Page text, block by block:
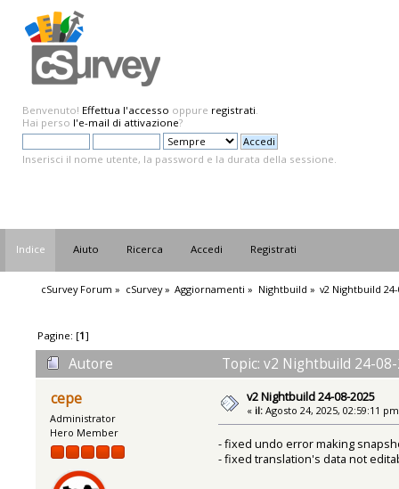
Benvenuto! Effettua l'accesso oppure registrati.
Hai perso l'e-mail di attivazione?
Inserisci il nome utente, la password e la durata della sessione.
Indice Aiuto Ricerca Accedi Registrati
cSurvey Forum » cSurvey» Aggiornamenti » Nightbuild » v2 Nightbuild
Pagine: [1]
Autore
Topic: v2 Nightbuild 24-
cepe
Administrator
Hero Member
v2 Nightbuild 24-08-2025
« il: Agosto 24, 2025, 02:59:11
- fixed undo error making
- fixed translation's data not